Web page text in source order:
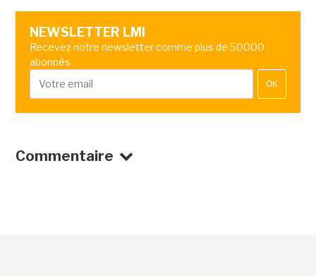
NEWSLETTER LMI
Recevez notre newsletter comme plus de 50000
abonnés
OK
Commentaire